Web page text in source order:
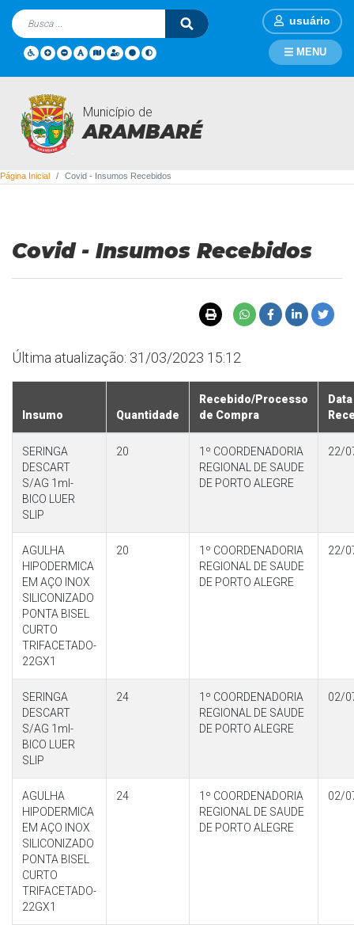
usuário
Município de
ARAMBARÉ
MENU
Covid - Insumos Recebidos
Página Inicial Covid - Insumos Recebidos
Covid - Insumos Recebidos
Última atualização: 31/03/2023 15:12
Insumo Quantidade
Recebido/Processo
de Compra
SERINGA
DESCART
S/AG 1ml-
BICO LUER
SLIP
20
1º COORDENADORIA
REGIONAL DE SAUDE
DE PORTO ALEGRE
22/
AGULHA
HIPODERMICA
EM AÇO INOX
SILICONIZADO
PONTA BISEL
CURTO
TRIFACETADO-
22GX1
20
1º COORDENADORIA
REGIONAL DE SAUDE
DE PORTO ALEGRE
22/
SERINGA
DESCART
S/AG 1ml-
BICO LUER
SLIP
24
1º COORDENADORIA
REGIONAL DE SAUDE
DE PORTO ALEGRE
02/
AGULHA
HIPODERMICA
EM AÇO INOX
SILICONIZADO
PONTA BISEL
CURTO
TRIFACETADO-
22GX1
24
1º COORDENADORIA
REGIONAL DE SAUDE
DE PORTO ALEGRE
02/